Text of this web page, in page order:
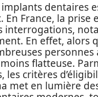
implants dentaires
En France, la prise
interrogations,
En effet, alors
flatteuse.
les critères
met en lumière